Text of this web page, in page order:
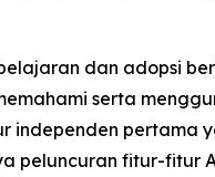
dan adopsi
serta
independen pertama
peluncuran fitur-